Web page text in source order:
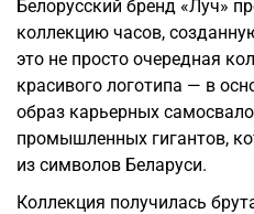
Белорусский бренд «Луч»
коллекцию часов,
это не просто очередная
красивого логотипа — в
образ карьерных
промышленных гигантов,
из символов Беларуси.
Коллекция получилась